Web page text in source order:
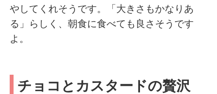
やしてくれそうです。「大きさもかなりあ
る」らしく、朝食に食べても良さそうです
よ。
チョコとカスタードの贅沢